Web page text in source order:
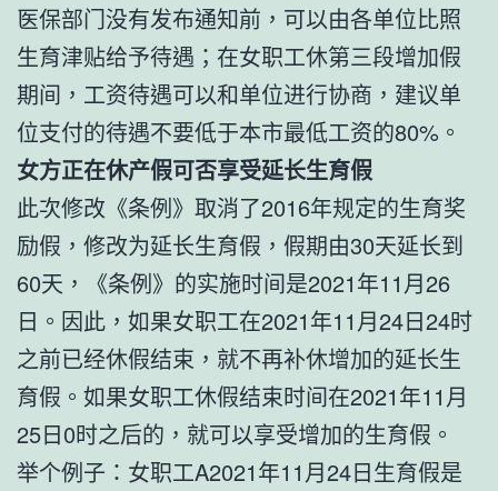
医保部门没有发布通知前，可以由各单位比照
生育津贴给予待遇；在女职工休第三段增加假
期间，工资待遇可以和单位进行协商，建议单
位支付的待遇不要低于本市最低工资的80%。
女方正在休产假可否享受延长生育假
此次修改《条例》取消了2016年规定的生育奖
励假，修改为延长生育假，假期由30天延长到
60天，《条例》的实施时间是2021年11月26
日。因此，如果女职工在2021年11月24日24时
之前已经休假结束，就不再补休增加的延长生
育假。如果女职工休假结束时间在2021年11月
25日0时之后的，就可以享受增加的生育假。
举个例子：女职工A2021年11月24日生育假是